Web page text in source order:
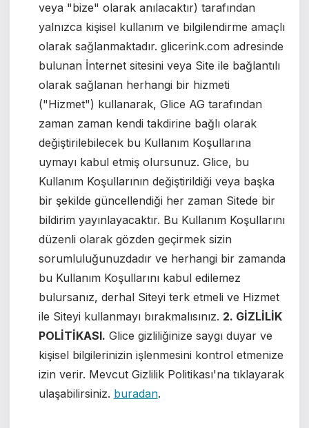
Русский
Slovenčina
Türkçe
العربية
veya "bize" olarak anılacaktır) tarafından
yalnızca kişisel kullanım ve bilgilendirme amaçlı
olarak sağlanmaktadır. glicerink.com adresinde
bulunan İnternet sitesini veya Site ile bağlantılı
olarak sağlanan herhangi bir hizmeti
("Hizmet") kullanarak, Glice AG tarafından
zaman zaman kendi takdirine bağlı olarak
değiştirilebilecek bu Kullanım Koşullarına
uymayı kabul etmiş olursunuz. Glice, bu
Kullanım Koşullarının değiştirildiği veya başka
bir şekilde güncellendiği her zaman Sitede bir
bildirim yayınlayacaktır. Bu Kullanım Koşullarını
düzenli olarak gözden geçirmek sizin
sorumluluğunuzdadır ve herhangi bir zamanda
bu Kullanım Koşullarını kabul edilemez
bulursanız, derhal Siteyi terk etmeli ve Hizmet
ile Siteyi kullanmayı bırakmalısınız. 2. GİZLİLİK
POLİTİKASI. Glice gizliliğinize saygı duyar ve
kişisel bilgilerinizin işlenmesini kontrol etmenize
izin verir. Mevcut Gizlilik Politikası'na tıklayarak
ulaşabilirsiniz. buradan.